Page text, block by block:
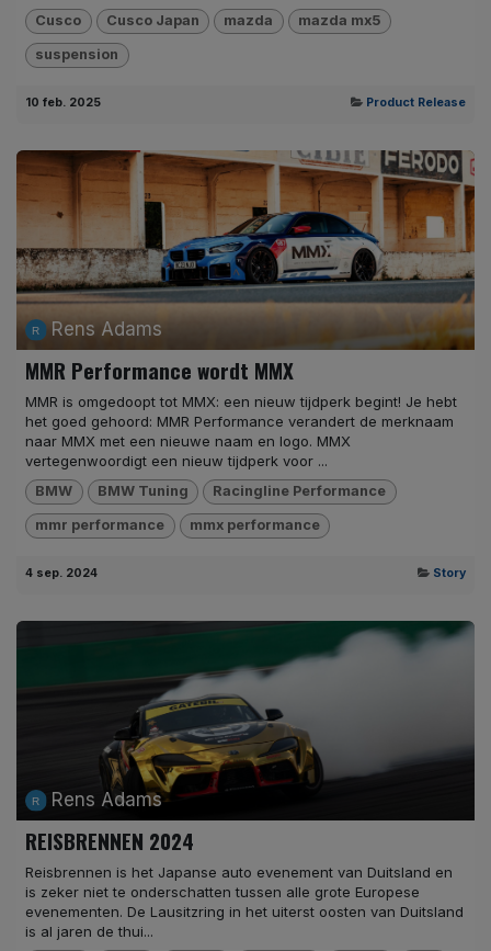
Cusco Cusco Japan mazda mazda mx5
suspension
10 feb. 2025 Product Release
Rens Adams
MMR Performance wordt MMX
MMR is omgedoopt tot MMX: een nieuw tijdperk begint! Je hebt
het goed gehoord: MMR Performance verandert de merknaam
naar MMX met een nieuwe naam en logo. MMX
vertegenwoordigt een nieuw tijdperk voor ...
BMW BMW Tuning Racingline Performance
mmr performance mmx performance
4 sep. 2024 Story
Rens Adams
REISBRENNEN 2024
Reisbrennen is het Japanse auto evenement van Duitsland en
is zeker niet te onderschatten tussen alle grote Europese
evenementen. De Lausitzring in het uiterst oosten van Duitsland
is al jaren de thui...